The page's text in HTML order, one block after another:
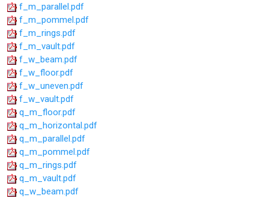
f_m_parallel.pdf
f_m_pommel.pdf
f_m_rings.pdf
f_m_vault.pdf
f_w_beam.pdf
f_w_floor.pdf
f_w_uneven.pdf
f_w_vault.pdf
q_m_floor.pdf
q_m_horizontal.pdf
q_m_parallel.pdf
q_m_pommel.pdf
q_m_rings.pdf
q_m_vault.pdf
q_w_beam.pdf